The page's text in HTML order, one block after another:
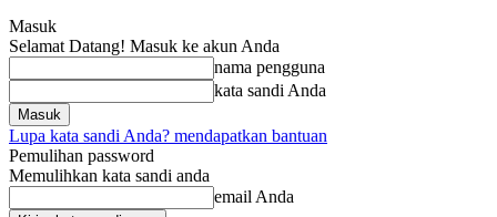
Masuk
Selamat Datang! Masuk ke akun Anda
nama pengguna
kata sandi Anda
Lupa kata sandi Anda? mendapatkan bantuan
Pemulihan password
Memulihkan kata sandi anda
email Anda